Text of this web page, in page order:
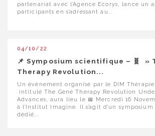
partenariat avec l'Agence Ecorys, lance un
participants en s’adressant au...
04/10/22
📌 Symposium scientifique – 🧬 »
Therapy Revolution...
Un évènement organisé par le DIM Thérapie
intitulé The Gene Therapy Revolution
Advances, aura lieu le 📅 Mercredi 16
à l’Institut Imagine. Il s’agit d’un
dédié...